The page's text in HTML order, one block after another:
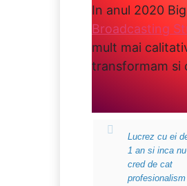
In anul 2020
Broadcasting
mult mai
transformam si
Lucrez cu ei
1 an si inca
cred de cat